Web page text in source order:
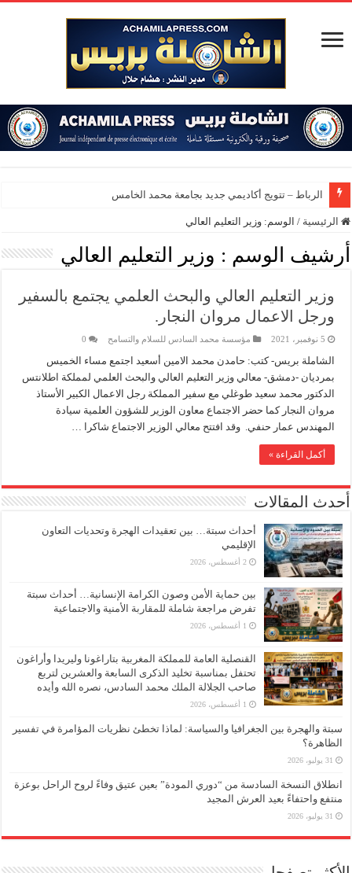
الرباط – تتويج أكاديمي جديد بجامعة محمد الخامس
الرئيسية / الوسم:وزير التعليم العالي
أرشيف الوسم : وزير التعليم العالي
وزير التعليم العالي والبحث العلمي يجتمع بالسفير
ورجل الاعمال مروان النجار.
5 نوفمبر، 2021 مؤسسة محمد السادس للسلام والتسامح 0
الشاملة بريس- كتب: حامدن محمد الامين أسعيد اجتمع مساء الخميس
بمرديان -دمشق- معالي وزير التعليم العالي والبحث العلمي لمملكة اطلانتس
الدكتور محمد سعيد طوغلي مع سفير المملكة رجل الاعمال الكبير الأستاذ
مروان النجار كما حضر الاجتماع معاون الوزير للشؤون العلمية سيادة
المهندس عمار حنفي. وقد افتتح معالي الوزير الاجتماع شاكرا …
أكمل القراءة »
أحدث المقالات
أحداث سبتة… بين تعقيدات الهجرة وتحديات التعاون
الإقليمي
2 أغسطس، 2026
بين حماية الأمن وصون الكرامة الإنسانية… أحداث سبتة
تفرض مراجعة شاملة للمقاربة الأمنية والاجتماعية
1 أغسطس، 2026
القنصلية العامة للمملكة المغربية بتاراغونا وليريدا وأراغون
تحتفل بمناسبة تخليد الذكرى السابعة والعشرين لتربع
صاحب الجلالة الملك محمد السادس، نصره الله وأيده
1 أغسطس، 2026
سبتة والهجرة بين الجغرافيا والسياسة: لماذا تخطئ نظريات المؤامرة في تفسير
الظاهرة؟
31 يوليو، 2026
انطلاق النسخة السادسة من “دوري المودة” بعين عتيق وفاءً لروح الراحل بوعزة
منتفع واحتفاءً بعيد العرش المجيد
31 يوليو، 2026